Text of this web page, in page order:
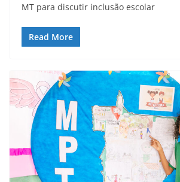
MT para discutir inclusão escolar
Read More